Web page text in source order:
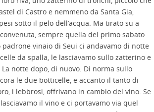
di Castro e nemmeno da Santa Gia,
sotto il pelo dell’acqua. Ma tirato su a
sempre quella del primo sabato
vinaio di Seui ci andavamo di notte
da spalla, le lasciavamo sullo zatterino e
notte dopo, di nuovo. Di norma sullo
le due botticelle, e accanto il tanto di
i lebbrosi, offrivano in cambio del vino. Se
il vino e ci portavamo via quel